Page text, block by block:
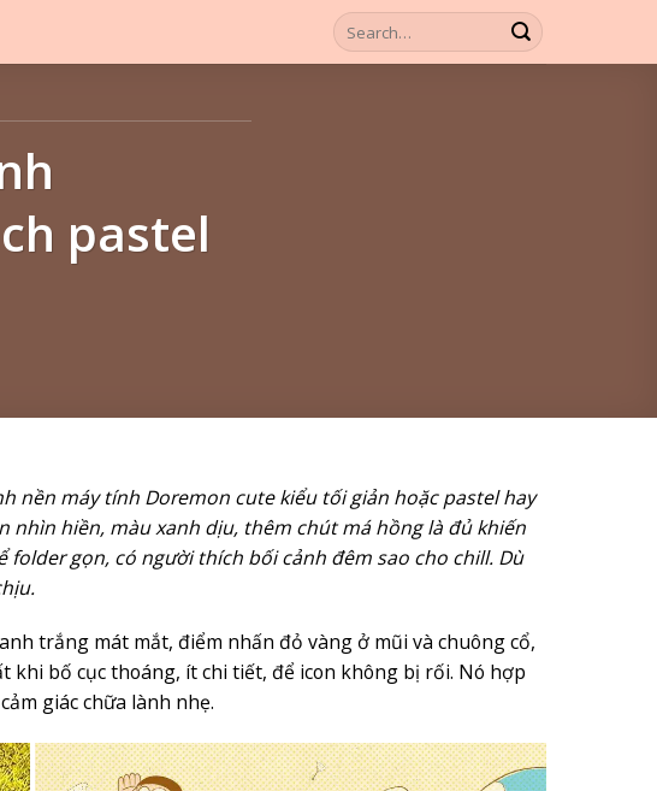
pastel
nền máy tính Doremon cute kiểu tối giản hoặc pastel hay
nhìn hiền, màu xanh dịu, thêm chút má hồng là đủ khiến
gọn, có người thích bối cảnh đêm sao cho chill. Dù
trắng mát mắt, điểm nhấn đỏ vàng ở mũi và chuông cổ,
khi bố cục thoáng, ít chi tiết, để icon không bị rối. Nó hợp
giác chữa lành nhẹ.